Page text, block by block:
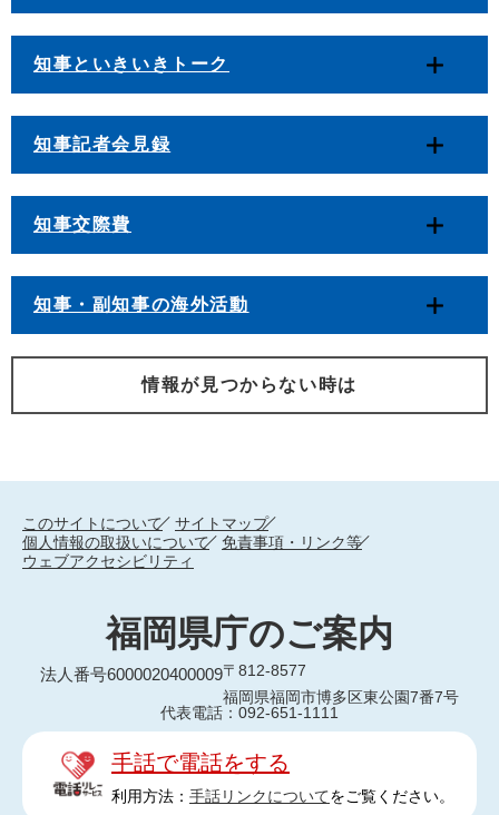
知事といきいきトーク
知事記者会見録
知事交際費
知事・副知事の海外活動
情報が見つからない時は
このサイトについて
サイトマップ
個人情報の取扱いについて
免責事項・リンク等
ウェブアクセシビリティ
福岡県庁のご案内
法人番号6000020400009〒812-8577
福岡県福岡市博多区東公園7番7号
代表電話：092-651-1111
手話で電話をする
利用方法： 手話リンクについてをご覧ください。